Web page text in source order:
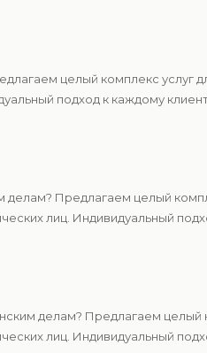
целый комплекс услуг
подход к каждому
Предлагаем целый
лиц. Индивидуальный
делам? Предлагаем целый
лиц. Индивидуальный